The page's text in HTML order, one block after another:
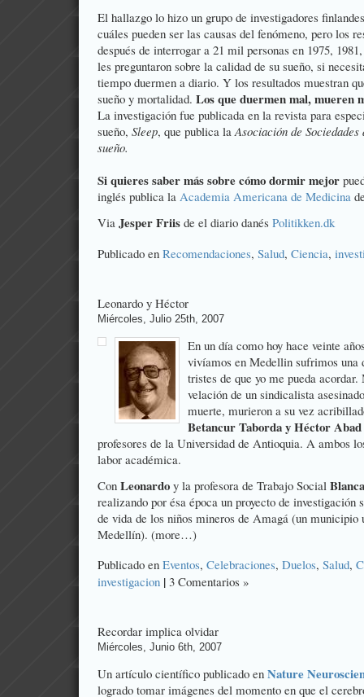
El hallazgo lo hizo un grupo de investigadores
cuáles pueden ser las causas del fenómeno, pero los
después de interrogar a 21 mil personas en 1975,
les preguntaron sobre la calidad de su sueño, si
tiempo duermen a diario. Y los resultados muestran
sueño y mortalidad. Los que duermen mal, mueren
La investigación fue publicada en la revista para
sueño, Sleep, que publica laAsociación de
sueño.
Si quieres saber más sobre cómo dormir mejor
inglés publica la Academia Americana de Medicina
Via Jesper Friis de el diario danés Politikken.dk
Publicado en Recomendaciones, Salud, Ciencia,
Leonardo y Héctor
Miércoles, Julio 25th, 2007
En un día como hoy hace veinte
vivíamos en Medellin sufrimos una
tristes de que yo me pueda
velación de un sindicalista
muerte, murieron a su vez
Betancur Taborda y Héctor Abad
profesores de la Universidad de Antioquia. A ambos
labor académica.
Con Leonardo y la profesora de Trabajo Social
realizando por ésa época un proyecto de investigación
de vida de los niños mineros de Amagá (un municipio
Medellín). (more…)
Publicado en Eventos, Celebraciones, Duelos, Salud,
investigacion | 3 Comentarios »
Recordar implica olvidar
Miércoles, Junio 6th, 2007
Un artículo científico publicado en Nature
logrado tomar imágenes del momento en que el